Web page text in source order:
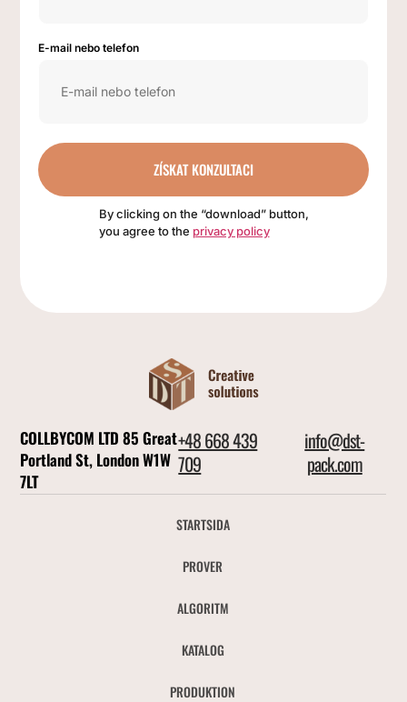
E-mail nebo telefon
ZÍSKAT KONZULTACI
By clicking on the “download” button,
you agree to the privacy policy
COLLBYCOM LTD 85 Great
Portland St, London W1W
7LT
+48 668 439
709
info@dst-
pack.com
STARTSIDA
PROVER
ALGORITM
KATALOG
PRODUKTION